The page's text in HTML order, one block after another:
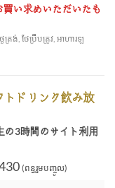
い求めいただいたも
ៃត្រង់, ថែប្រឹបត្រូវ, អាហារឡ
トドリンク飲み放
3時間のサイト利用
(ពន្ធរួមបញ្ចូល)